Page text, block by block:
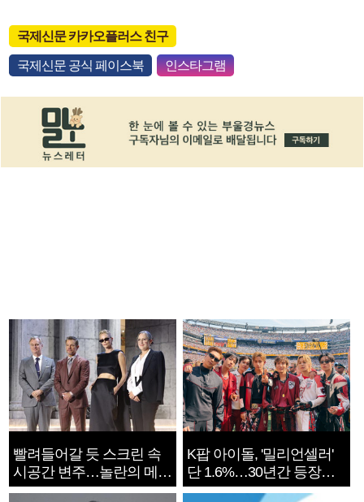
국제신문 카카오플러스 친구
국제신문 공식 페이스북 인스타그램
빨려들어갈 듯 스크린 속
시공간 변주…놀란의 메시
지는 ‘전쟁 속죄’
K팝 아이돌, '밀리언셀러'
단 1.6%…30년간 등장
1182개팀 전수조사